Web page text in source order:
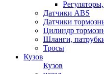
Датчики ABS
Датчики
Цилиндр
Шланги,
Тросы
Кузов
Кузов